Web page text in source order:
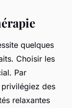
quelques
Choisir les
Par
privilégiez des
relaxantes